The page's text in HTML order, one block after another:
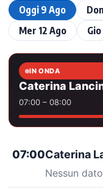
Oggi 9 Ago
Mer 12 Ago
IN ONDA
Caterina
07:00 – 08:00
07:00Caterina
Nessun